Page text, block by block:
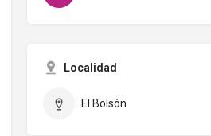
Localidad
El Bolsón